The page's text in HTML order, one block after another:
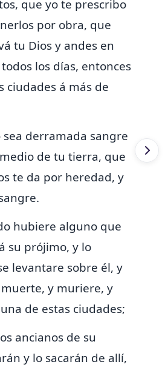
que yo te prescribo
por obra, que
tu Dios y andes en
los días, entonces
ciudades á más de
sea derramada sangre
de tu tierra, que
te da por heredad, y
hubiere alguno que
su prójimo, y lo
levantare sobre él, y
y muriere, y
de estas ciudades;
ancianos de su
y lo sacarán de allí,